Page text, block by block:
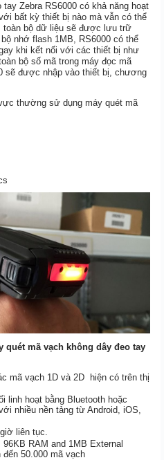
Zebra RS6000 có khả năng hoạt
bất kỳ thiết bị nào mà vẫn có thể
toàn bộ dữ liệu sẽ được lưu trữ
nhớ flash 1MB, RS6000 có thể
khi kết nối với các thiết bị như
bộ số mã trong máy đọc mã
sẽ được nhập vào thiết bị, chương
thường sử dụng máy quét mã
quét mã vạch không dây đeo tay
mã vạch 1D và 2D hiện có trên thị
linh hoạt bằng Bluetooth hoặc
nhiều nền tảng từ Android, iOS,
liên tục.
RAM and 1MB External
50.000 mã vạch